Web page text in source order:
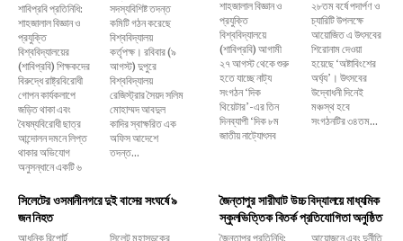
শাবিপ্রবি প্রতিনিধি:
শাহজালাল বিজ্ঞান ও
প্রযুক্তি
বিশ্ববিদ্যালয়ের
(শাবিপ্রবি) শিক্ষকদের
বিরুদ্ধে রাষ্ট্রবিরোধী
গোপন কার্যকলাপে
জড়িত থাকা এবং
বৈষম্যবিরোধী ছাত্র
আন্দোলন দমনে লিপ্ত
থাকার অভিযোগ
অনুসন্ধানে একটি ৬
সদস্যবিশিষ্ট তদন্ত
কমিটি গঠন করেছে
বিশ্ববিদ্যালয়
কর্তৃপক্ষ। রবিবার (৯
আগস্ট) দুপুরে
বিশ্ববিদ্যালয়
রেজিস্ট্রার সৈয়দ সলিম
মোহাম্মদ আবদুল
কাদির স্বাক্ষরিত এক
অফিস আদেশে
তদন্ত...
শাহজালাল বিজ্ঞান ও
প্রযুক্তি
বিশ্ববিদ্যালয়ে
(শাবিপ্রবি) আগামী
২৭ আগস্ট থেকে শুরু
হতে যাচ্ছে নাট্য
সংগঠন ‘দিক
থিয়েটার’-এর তিন
দিনব্যাপী ‘দিক ৮ম
জাতীয় নাট্যোৎসব
২৮তম বর্ষে পদার্পণ ও
চ্যারিটি উপলক্ষে
আয়োজিত এ উৎসবের
শিরোনাম দেওয়া
হয়েছে ‘অষ্টাবিংশের
অর্ঘ্য’। উৎসবের
উদ্বোধনী দিনেই
মঞ্চস্থ হবে
সংগঠনটির ৩৪তম...
সিলেটের ওসমানীনগরে দুই বাসের সংঘর্ষে ৯
জন নিহত
আধুনিক রিপোর্ট
সিলেট মহাসড়কের
জৈন্তাপুর সারীঘাট উচ্চ বিদ্যালয়ে মাধ্যমিক
স্কুলভিত্তিক বিতর্ক প্রতিযোগিতা অনুষ্ঠিত
জৈন্তাপুর প্রতিনিধি:
আয়োজনে এবং দুর্নীতি